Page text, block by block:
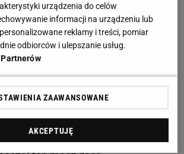
właśnie nad odwiecznym
starcie było pierwszym w
Frankowskiego, który dwa
kontrakt z nowym
antybohaterem Derbów
Fenerbahce zwycięstwa
urządzenia do celów
informacji na urządzeniu lub
reklamy i treści, pomiar
odbiorców i ulepszanie usług.
ZAAWANSOWANE
AKCEPTUJĘ